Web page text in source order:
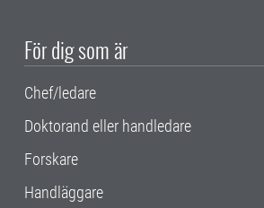
För dig som är
Chef/ledare
Doktorand eller handledare
Forskare
Handläggare